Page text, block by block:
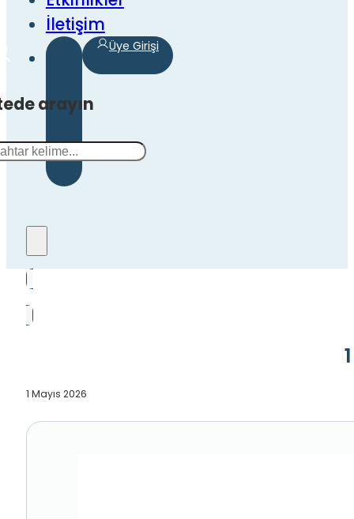
İletişim
arayın
Üye Girişi
1 Mayıs 2026